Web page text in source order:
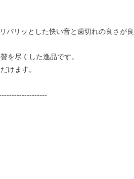
パリッとした快い音と歯切れの良さが良
を尽くした逸品です。
けます。